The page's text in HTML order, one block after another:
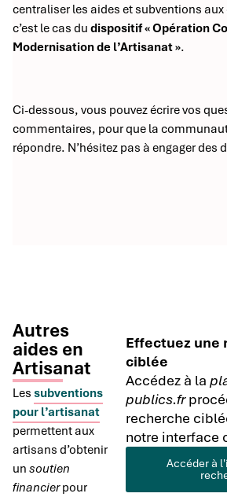
centraliser les aides et subventions
c’est le cas du dispositif « Opération
Modernisation de l’Artisanat ».
Ci-dessous, vous pouvez écrire vos
commentaires, pour que la
répondre. N’hésitez pas à engager des
Autres
aides en
Artisanat
Les subventions
pour l’artisanat
permettent aux
artisans d’obtenir
un soutien
financierpour
Effectuez une
ciblée
Accédez à la
publics.fr
recherche
notre interface
Accéder à